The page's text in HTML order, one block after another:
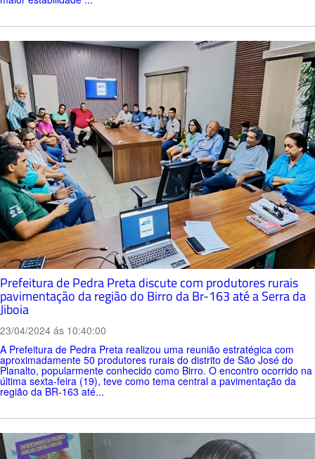
Prefeitura de Pedra Preta discute com produtores rurais
pavimentação da região do Birro da Br-163 até a Serra da
Jiboia
23/04/2024 ás 10:40:00
A Prefeitura de Pedra Preta realizou uma reunião estratégica com
aproximadamente 50 produtores rurais do distrito de São José do
Planalto, popularmente conhecido como Birro. O encontro ocorrido na
última sexta-feira (19), teve como tema central a pavimentação da
região da BR-163 até...